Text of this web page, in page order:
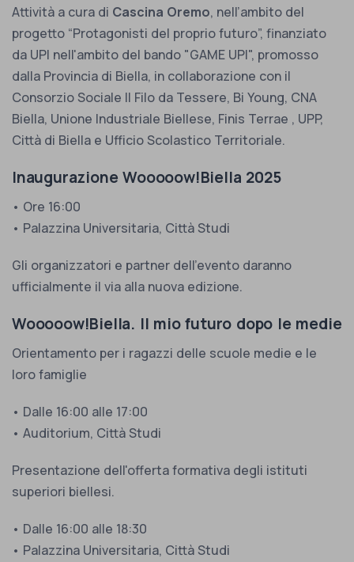
Attività a cura di Cascina Oremo, nell’ambito del
progetto “Protagonisti del proprio futuro”, finanziato
da UPI nell'ambito del bando "GAME UPI", promosso
dalla Provincia di Biella, in collaborazione con il
Consorzio Sociale Il Filo da Tessere, Bi Young, CNA
Biella, Unione Industriale Biellese, Finis Terrae , UPP,
Città di Biella e Ufficio Scolastico Territoriale.
Inaugurazione Wooooow!Biella 2025
• Ore 16:00
• Palazzina Universitaria, Città Studi
Gli organizzatori e partner dell'evento daranno
ufficialmente il via alla nuova edizione.
Wooooow!Biella. Il mio futuro dopo le medie
Orientamento per i ragazzi delle scuole medie e le
loro famiglie
• Dalle 16:00 alle 17:00
• Auditorium, Città Studi
Presentazione dell'offerta formativa degli istituti
superiori biellesi.
• Dalle 16:00 alle 18:30
• Palazzina Universitaria, Città Studi